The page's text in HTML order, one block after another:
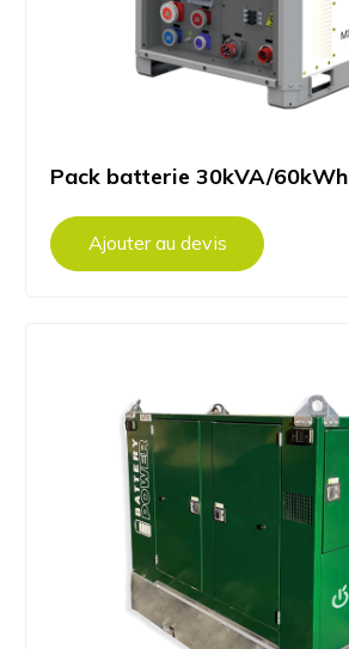
Pack batterie 30kVA/60kWh
Ajouter au devis